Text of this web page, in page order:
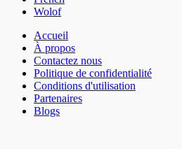
Wolof
Accueil
À propos
Contactez nous
Politique de confidentialité
Conditions d'utilisation
Partenaires
Blogs